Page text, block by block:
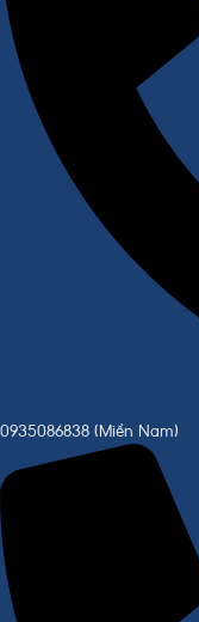
0935086838 (Miền Nam)